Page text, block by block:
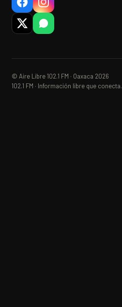
© Aire Libre 102.1 FM · Oaxaca 2026
102.1 FM · Información libre que conecta.